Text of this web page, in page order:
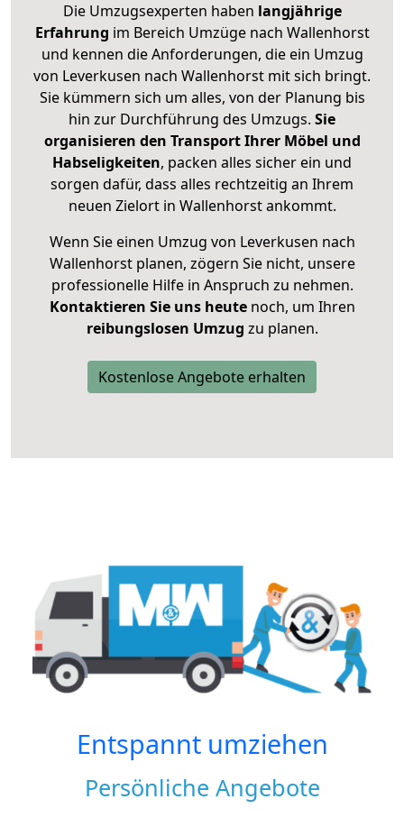
Die Umzugsexperten haben langjährige
Erfahrung im Bereich Umzüge nach Wallenhorst
und kennen die Anforderungen, die ein Umzug
von Leverkusen nach Wallenhorst mit sich bringt.
Sie kümmern sich um alles, von der Planung bis
hin zur Durchführung des Umzugs. Sie
organisieren den Transport Ihrer Möbel und
Habseligkeiten, packen alles sicher ein und
sorgen dafür, dass alles rechtzeitig an Ihrem
neuen Zielort in Wallenhorst ankommt.
Wenn Sie einen Umzug von Leverkusen nach
Wallenhorst planen, zögern Sie nicht, unsere
professionelle Hilfe in Anspruch zu nehmen.
Kontaktieren Sie uns heutenoch, um Ihren
reibungslosen Umzug zu planen.
Kostenlose Angebote erhalten
Entspannt umziehen
Persönliche Angebote